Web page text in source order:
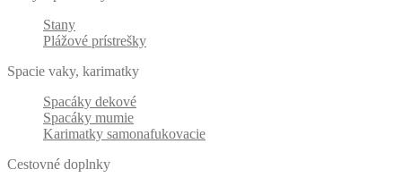
Stany
Plážové prístrešky
Spacie vaky, karimatky
Spacáky dekové
Spacáky mumie
Karimatky samonafukovacie
Cestovné doplnky